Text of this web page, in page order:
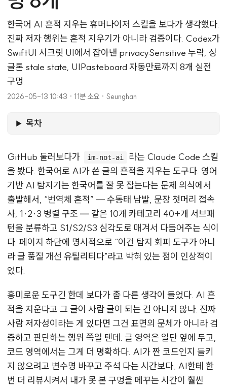
한국어 AI 흔적 지우는 휴머나이저 스킬을 보다가 생각했다.
진짜 저자 행위는 흔적 지우기가 아니라 검증이다. Codex가
SwiftUI 시크릿 UI에서 잡아낸 privacySensitive 누락, 싱
글톤 stale state, UIPasteboard 자동만료까지 8개 실전
구멍.
2026-05-13 10:43 · 11분 소요 · Seunghan
목차
GitHub 둘러보다가 im-not-ai
라는 Claude Code 스킬
을 봤다. 한국어로 AI가 쓴 글의 흔적을 지우는 도구다. 영어
기반 AI 탐지기는 한국어를 잘 못 잡는다는 문제 의식에서
출발해서, “번역체 흔적” — 수동태 남발, 문장 첫머리 접속
사, 1·2·3 병렬 구조 — 같은 10개 카테고리 40+개 서브패
턴을 분류하고 S1/S2/S3 심각도로 매겨서 다듬어주는 식이
다. 페이지 하단에 명시적으로 “이건 탐지 회피 도구가 아니
라 글 품질 개선 유틸리티다"라고 박혀 있는 점이 인상적이
었다.
흥미로운 도구긴 한데 보다가 좀 다른 생각이 들었다. AI 흔
적을 지운다고 그 글이 사람 글이 되는 건 아니지 않나. 진짜
사람 저자성이라는 게 있다면 그건 표면의 문체가 아니라 검
증하고 판단하는 행위 쪽일 텐데. 글 영역은 일단 옆에 두고,
코드 영역에서는 그게 더 명확하다. AI가 짠 코드인지 들키
지 않으려고 변수명 바꾸고 주석 다는 시간보다, AI한테 한
번 더 리뷰시켜서 내가 못 본 구멍을 메꾸는 시간이 훨씬